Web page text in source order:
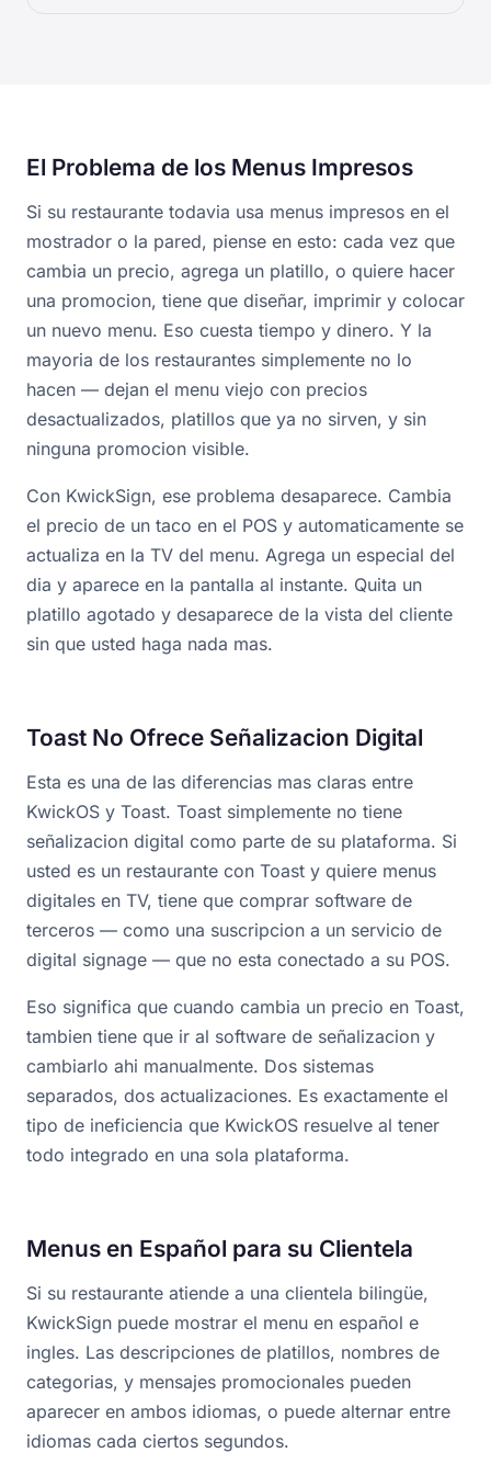
El Problema de los Menus Impresos
Si su restaurante todavia usa menus impresos en el
mostrador o la pared, piense en esto: cada vez que
cambia un precio, agrega un platillo, o quiere hacer
una promocion, tiene que diseñar, imprimir y colocar
un nuevo menu. Eso cuesta tiempo y dinero. Y la
mayoria de los restaurantes simplemente no lo
hacen — dejan el menu viejo con precios
desactualizados, platillos que ya no sirven, y sin
ninguna promocion visible.
Con KwickSign, ese problema desaparece. Cambia
el precio de un taco en el POS y automaticamente se
actualiza en la TV del menu. Agrega un especial del
dia y aparece en la pantalla al instante. Quita un
platillo agotado y desaparece de la vista del cliente
sin que usted haga nada mas.
Toast No Ofrece Señalizacion Digital
Esta es una de las diferencias mas claras entre
KwickOS y Toast. Toast simplemente no tiene
señalizacion digital como parte de su plataforma. Si
usted es un restaurante con Toast y quiere menus
digitales en TV, tiene que comprar software de
terceros — como una suscripcion a un servicio de
digital signage — que no esta conectado a su POS.
Eso significa que cuando cambia un precio en Toast,
tambien tiene que ir al software de señalizacion y
cambiarlo ahi manualmente. Dos sistemas
separados, dos actualizaciones. Es exactamente el
tipo de ineficiencia que KwickOS resuelve al tener
todo integrado en una sola plataforma.
Menus en Español para su Clientela
Si su restaurante atiende a una clientela bilingüe,
KwickSign puede mostrar el menu en español e
ingles. Las descripciones de platillos, nombres de
categorias, y mensajes promocionales pueden
aparecer en ambos idiomas, o puede alternar entre
idiomas cada ciertos segundos.